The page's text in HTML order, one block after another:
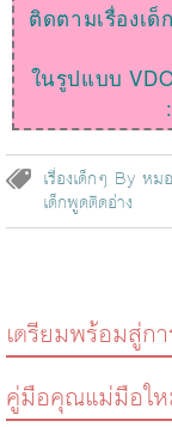
ติดตามเรื่องเ
ในรูปแบบ
:
เรื่องเด็กๆ By หม
เด็กพูดติดอ่าง
เตรียมพร้อมสู่ก
คู่มือคุณแม่มือใ